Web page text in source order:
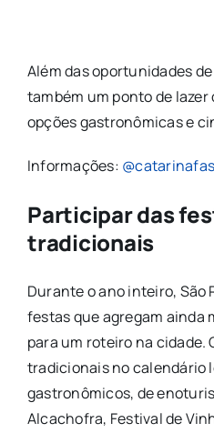
Além das oportunidades
também um ponto de
opções gastronômicas e
Informações:
Participar das
tradicionais
Durante o ano inteiro, São
festas que agregam ainda
para um roteiro na cidade.
tradicionais no calendário
gastronômicos, de
Alcachofra, Festival de